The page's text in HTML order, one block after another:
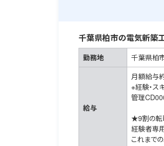
千葉県柏市の電気新築
勤務地 千葉県柏
給与
月額給与
※経験・ス
管理
★9割の転
経験者専
これまで